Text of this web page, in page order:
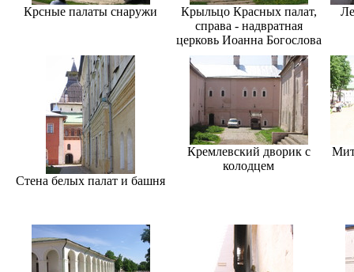
Крсные палаты снаружи
Крыльцо Красных палат,
справа - надвратная
церковь Иоанна Богослова
Стена белых палат и башня
Кремлевский дворик с
колодцем